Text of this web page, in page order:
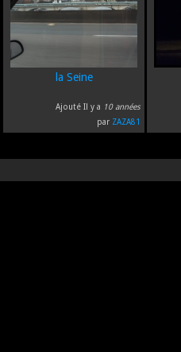
la Seine
Ajouté Il y a 10 années
par ZAZA81